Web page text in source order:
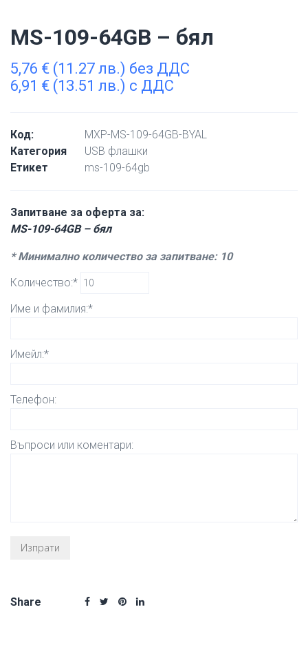
MS-109-64GB – бял
5,76 € (11.27 лв.) без ДДС
6,91 € (13.51 лв.) с ДДС
Код:
MXP-MS-109-64GB-BYAL
Категория
USB флашки
Етикет
ms-109-64gb
Запитване за оферта за:
MS-109-64GB – бял
* Минимално количество за запитване: 10
Количество:*
Име и фамилия:*
Имейл:*
Телефон:
Въпроси или коментари:
Share